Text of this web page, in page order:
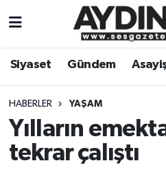
Siyaset Gündem
HABERLER YAŞAM
Yılların
tekrar çalıştı
Gündem
Siyaset
Ekonomi
Aydın Hava Durumu
Aydin Namaz Vakitleri
Aydın Trafik Yoğunluk